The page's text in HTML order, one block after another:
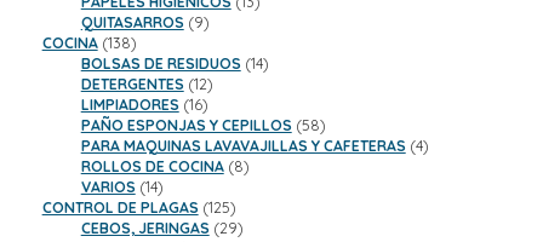
QUITASARROS 99
COCINA 138138
productos
BOLSAS DE RESIDUOS 1414
DETERGENTES 1212
productos
LIMPIADORES 1616
productos
PAÑO ESPONJAS Y CEPILLOS 5858
productos
PARA MAQUINAS LAVAVAJILLAS Y CAFETERAS 44
ROLLOS DE COCINA 88
VARIOS 1414
productos
CONTROL DE PLAGAS 125125
productos
CEBOS, JERINGAS 2929